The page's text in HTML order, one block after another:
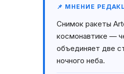
📌 МНЕНИЕ
Снимок ракеты
космонавтике —
объединяет две
ночного неба.